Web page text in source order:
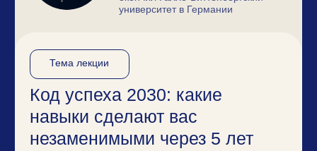
с полным
Ольга Киселева
Эксперт JetMinds с опытом
окончила университет
Гамбурга в Германии
Тема лекции